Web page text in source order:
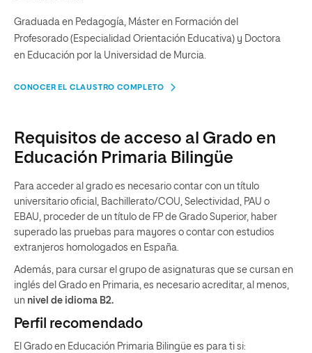
Graduada en Pedagogía, Máster en Formación del
Profesorado (Especialidad Orientación Educativa) y Doctora
en Educación por la Universidad de Murcia.
CONOCER EL CLAUSTRO COMPLETO
Requisitos de acceso al Grado en
Educación Primaria Bilingüe
Para acceder al grado es necesario contar con un título
universitario oficial, Bachillerato/COU, Selectividad, PAU o
EBAU, proceder de un título de FP de Grado Superior, haber
superado las pruebas para mayores o contar con estudios
extranjeros homologados en España.
Además, para cursar el grupo de asignaturas que se cursan en
inglés del Grado en Primaria, es necesario acreditar, al menos,
un nivel de idioma B2.
Perfil recomendado
El Grado en Educación Primaria Bilingüe es para ti si: